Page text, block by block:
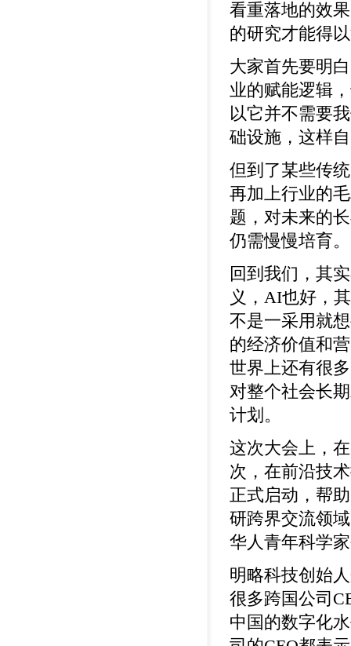
看重落地的效
的研究才能得
大家首先要明
业的赋能逻辑
以它并不需要
础设施，这样
但到了某些传
再加上行业的
题，对未来的
仍需慢慢培育。
回到我们，其
义，AI也好，
不是一采用就
的经济价值和
世界上还有很
对整个社会长
计划。
这次大会上，
次，在前沿技
正式启动，帮
研跨界交流领
华人青年科学
明略科技创始
很多跨国公司
中国的数字化